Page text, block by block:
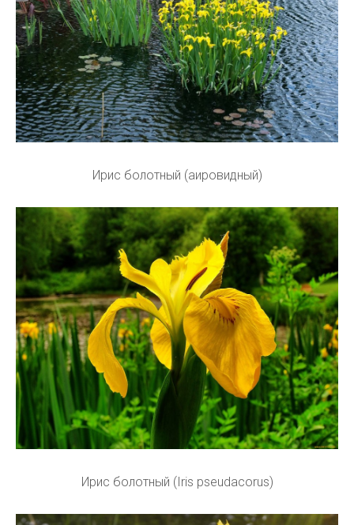
Ирис болотный (аировидный)
Ирис болотный (Iris pseudacorus)